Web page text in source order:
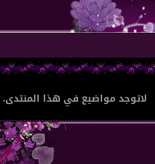
لاتوجد مواضيع في هذا المنتدى.